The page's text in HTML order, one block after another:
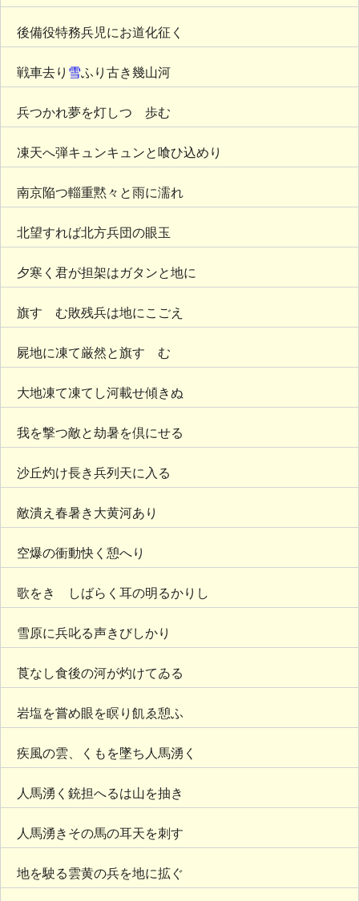
後備役特務兵児にお道化征く
戦車去り 雪ふり古き幾山河
兵つかれ夢を灯しつゝ歩む
凍天へ弾キュンキュンと喰ひ込めり
南京陥つ輜重黙々と雨に濡れ
北望すれば北方兵団の眼玉
夕寒く君が担架はガタンと地に
旗すゝむ敗残兵は地にこごえ
屍地に凍て厳然と旗すゝむ
大地凍て凍てし河載せ傾きぬ
我を撃つ敵と劫暑を倶にせる
沙丘灼け長き兵列天に入る
敵潰え春暑き大黄河あり
空爆の衝動快く憩へり
歌をきゝしばらく耳の明るかりし
雪原に兵叱る声きびしかり
莨なし食後の河が灼けてゐる
岩塩を嘗め眼を瞑り飢ゑ憩ふ
疾風の雲、くもを墜ち人馬湧く
人馬湧く銃担へるは山を抽き
人馬湧きその馬の耳天を刺す
地を駛る雲黄の兵を地に拡ぐ